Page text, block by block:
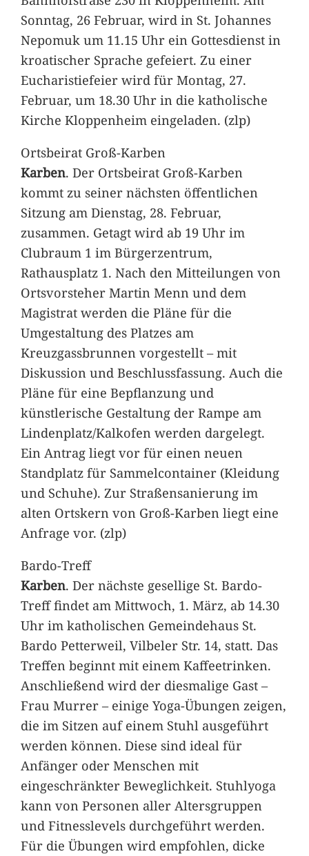
Sonntag, 26 Februar, wird in St. Johannes
Nepomuk um 11.15 Uhr ein Gottesdienst in
kroatischer Sprache gefeiert. Zu einer
Eucharistiefeier wird für Montag, 27.
Februar, um 18.30 Uhr in die katholische
Kirche Kloppenheim eingeladen. (zlp)
Ortsbeirat Groß-Karben
Karben. Der Ortsbeirat Groß-Karben
kommt zu seiner nächsten öffentlichen
Sitzung am Dienstag, 28. Februar,
zusammen. Getagt wird ab 19 Uhr im
Clubraum 1 im Bürgerzentrum,
Rathausplatz 1. Nach den Mitteilungen von
Ortsvorsteher Martin Menn und dem
Magistrat werden die Pläne für die
Umgestaltung des Platzes am
Kreuzgassbrunnen vorgestellt – mit
Diskussion und Beschlussfassung. Auch die
Pläne für eine Bepflanzung und
künstlerische Gestaltung der Rampe am
Lindenplatz/Kalkofen werden dargelegt.
Ein Antrag liegt vor für einen neuen
Standplatz für Sammelcontainer (Kleidung
und Schuhe). Zur Straßensanierung im
alten Ortskern von Groß-Karben liegt eine
Anfrage vor. (zlp)
Bardo-Treff
Karben. Der nächste gesellige St. Bardo-
Treff findet am Mittwoch, 1. März, ab 14.30
Uhr im katholischen Gemeindehaus St.
Bardo Petterweil, Vilbeler Str. 14, statt. Das
Treffen beginnt mit einem Kaffeetrinken.
Anschließend wird der diesmalige Gast –
Frau Murrer – einige Yoga-Übungen zeigen,
die im Sitzen auf einem Stuhl ausgeführt
werden können. Diese sind ideal für
Anfänger oder Menschen mit
eingeschränkter Beweglichkeit. Stuhlyoga
kann von Personen aller Altersgruppen
und Fitnesslevels durchgeführt werden.
Für die Übungen wird empfohlen, dicke